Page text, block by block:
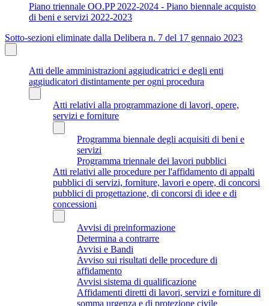
Piano triennale OO.PP 2022-2024 - Piano biennale acquisto
di beni e servizi 2022-2023
Sotto-sezioni eliminate dalla Delibera n. 7 del 17 gennaio 2023
Atti delle amministrazioni aggiudicatrici e degli enti
aggiudicatori distintamente per ogni procedura
Atti relativi alla programmazione di lavori, opere,
servizi e forniture
Programma biennale degli acquisiti di beni e
servizi
Programma triennale dei lavori pubblici
Atti relativi alle procedure per l'affidamento di appalti
pubblici di servizi, forniture, lavori e opere, di concorsi
pubblici di progettazione, di concorsi di idee e di
concessioni
Avvisi di preinformazione
Determina a contrarre
Avvisi e Bandi
Avviso sui risultati delle procedure di
affidamento
Avvisi sistema di qualificazione
Affidamenti diretti di lavori, servizi e forniture di
somma urgenza e di protezione civile